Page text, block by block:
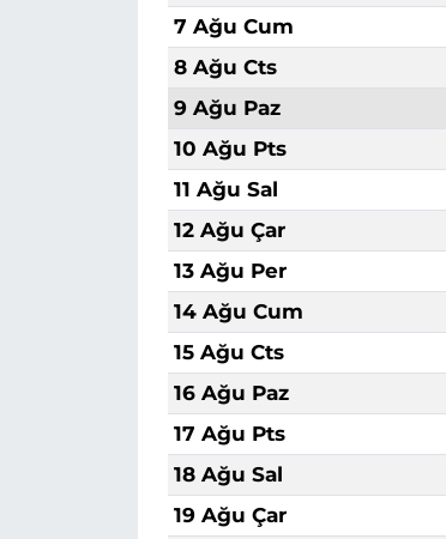
7 Ağu Cum
8 Ağu Cts
9 Ağu Paz
10 Ağu Pts
11 Ağu Sal
12 Ağu Çar
13 Ağu Per
14 Ağu Cum
15 Ağu Cts
16 Ağu Paz
17 Ağu Pts
18 Ağu Sal
19 Ağu Çar